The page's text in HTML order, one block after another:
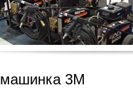
3M